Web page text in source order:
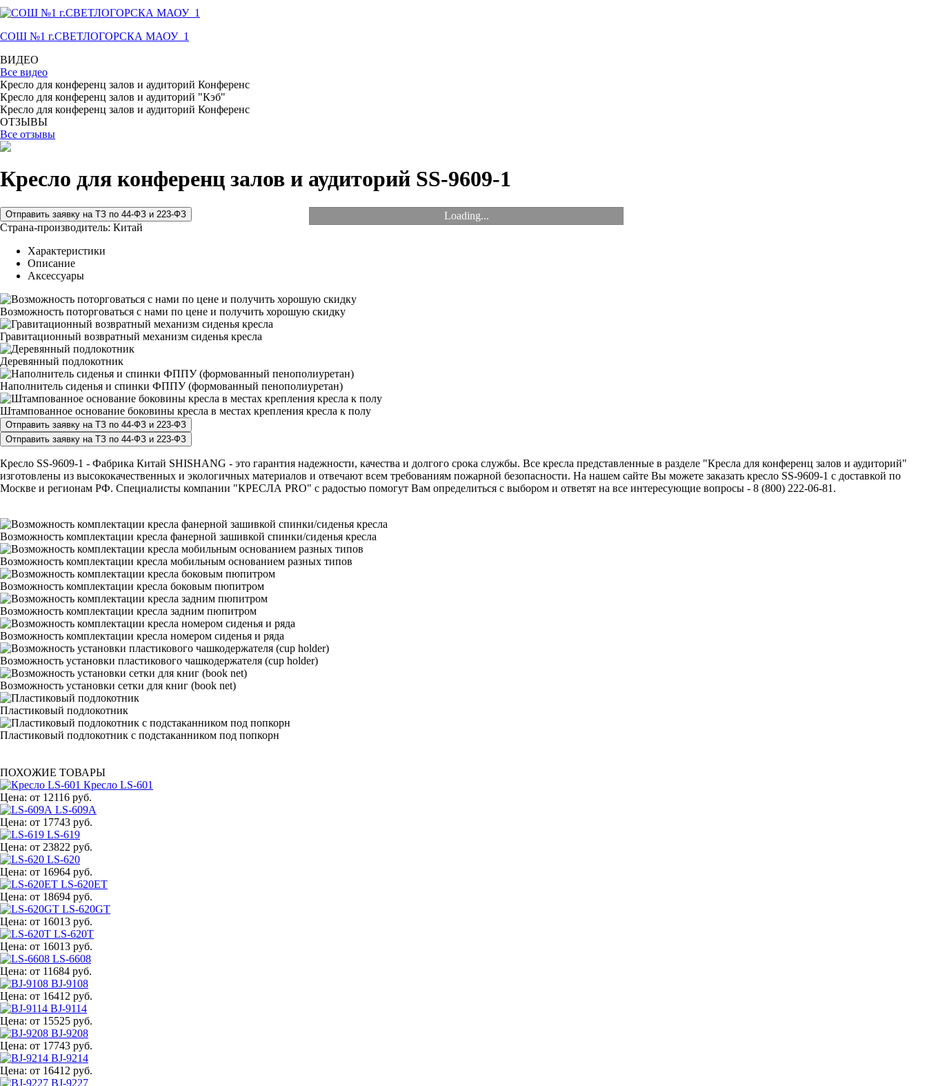
СОШ №1 г.СВЕТЛОГОРСКА МАОУ_1
ВИДЕО
Все видео
Кресло для конференц залов и аудиторий Конференс
Кресло для конференц залов и аудиторий "Кэб"
Кресло для конференц залов и аудиторий Конференс
ОТЗЫВЫ
Все отзывы
Кресло для конференц залов и аудиторий SS-9609-1
Loading...
Страна-производитель: Китай
Характеристики
Описание
Аксессуары
Возможность поторговаться с нами по цене и получить хорошую скидку
Гравитационный возвратный механизм сиденья кресла
Деревянный подлокотник
Наполнитель сиденья и спинки ФППУ (формованный пенополиуретан)
Штампованное основание боковины кресла в местах крепления кресла к полу
Кресло SS-9609-1 - Фабрика Китай SHISHANG - это гарантия надежности, качества и долгого срока службы. Все кресла представленные в разделе "Кресла для конференц залов и аудиторий"
изготовлены из высококачественных и экологичных материалов и отвечают всем требованиям пожарной безопасности. На нашем сайте Вы можете заказать кресло SS-9609-1 с доставкой по
Москве и регионам РФ. Специалисты компании "КРЕСЛА PRO" с радостью помогут Вам определиться с выбором и ответят на все интересующие вопросы - 8 (800) 222-06-81.
Возможность комплектации кресла фанерной зашивкой спинки/сиденья кресла
Возможность комплектации кресла мобильным основанием разных типов
Возможность комплектации кресла боковым пюпитром
Возможность комплектации кресла задним пюпитром
Возможность комплектации кресла номером сиденья и ряда
Возможность установки пластикового чашкодержателя (cup holder)
Возможность установки сетки для книг (book net)
Пластиковый подлокотник
Пластиковый подлокотник с подстаканником под попкорн
ПОХОЖИЕ ТОВАРЫ
Кресло LS-601
Цена: от 12116 руб.
LS-609A
Цена: от 17743 руб.
LS-619
Цена: от 23822 руб.
LS-620
Цена: от 16964 руб.
LS-620ET
Цена: от 18694 руб.
LS-620GT
Цена: от 16013 руб.
LS-620T
Цена: от 16013 руб.
LS-6608
Цена: от 11684 руб.
BJ-9108
Цена: от 16412 руб.
BJ-9114
Цена: от 15525 руб.
BJ-9208
Цена: от 17743 руб.
BJ-9214
Цена: от 16412 руб.
BJ-9227